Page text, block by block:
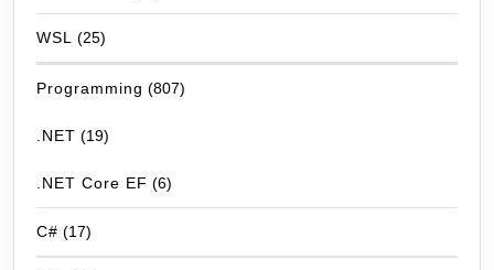
WSL (25)
Programming (807)
.NET (19)
.NET Core EF (6)
C# (17)